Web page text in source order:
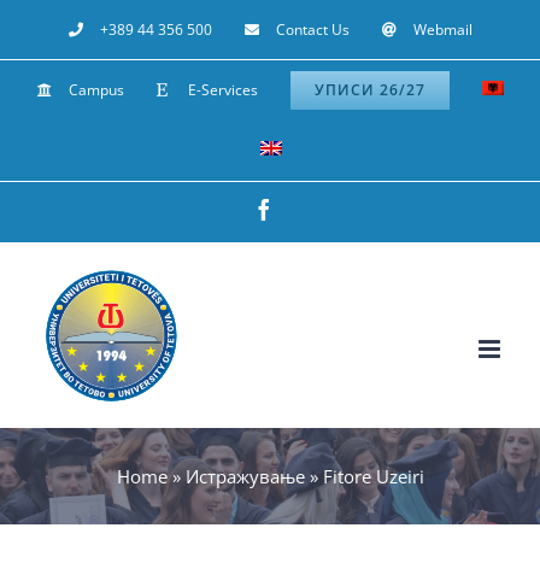
to
content
+389 44 356 500 Contact Us Webmail
Campus E-Services УПИСИ 26/27
Home»Истражување» Fitore Uzeiri